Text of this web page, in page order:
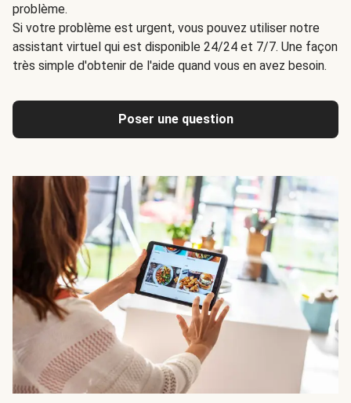
problème.
Si votre problème est urgent, vous pouvez utiliser notre
assistant virtuel qui est disponible 24/24 et 7/7. Une façon
très simple d'obtenir de l'aide quand vous en avez besoin.
Poser une question